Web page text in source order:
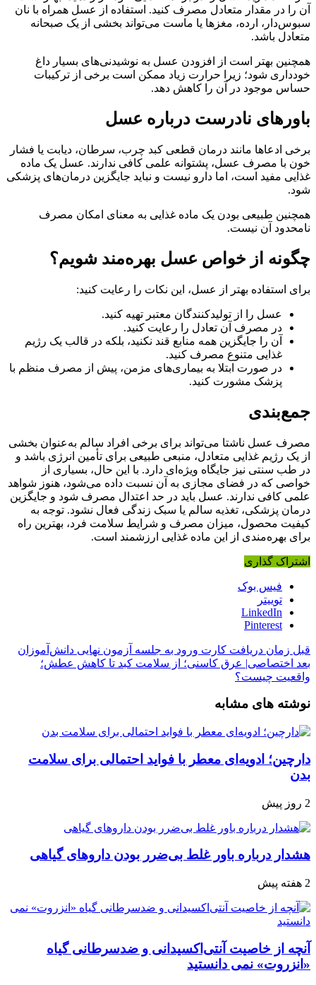
آن را در مقدار متعادل مصرف کنید. استفاده از عسل همراه با نان
سبوس‌دار، ارده، مغزها یا ماست می‌تواند بخشی از یک صبحانه
متعادل باشد.
همچنین بهتر است از افزودن عسل به نوشیدنی‌های بسیار داغ
خودداری شود؛ زیرا حرارت زیاد ممکن است برخی از ترکیبات
حساس موجود در آن را کاهش دهد.
باورهای نادرست درباره عسل
برخی ادعاها مانند درمان قطعی کبد چرب، سرطان، دیابت یا فشار
خون با مصرف عسل، پشتوانه علمی کافی ندارند. عسل یک ماده
غذایی مفید است، اما دارو نیست و نباید جایگزین درمان‌های پزشکی
شود.
همچنین طبیعی بودن یک ماده غذایی به معنای امکان مصرف
نامحدود آن نیست.
چگونه از خواص عسل بهره‌مند شویم؟
برای استفاده بهتر از عسل، این نکات را رعایت کنید:
عسل را از تولیدکنندگان معتبر تهیه کنید.
در مصرف آن تعادل را رعایت کنید.
آن را جایگزین همه منابع قند نکنید، بلکه در قالب یک رژیم
غذایی متنوع مصرف کنید.
در صورت ابتلا به بیماری‌های مزمن، پیش از مصرف منظم با
پزشک مشورت کنید.
جمع‌بندی
مصرف عسل ناشتا می‌تواند برای برخی افراد سالم به‌عنوان بخشی
از یک رژیم غذایی متعادل، منبعی طبیعی برای تأمین انرژی باشد و
در طب سنتی نیز جایگاه ویژه‌ای دارد. با این حال، بسیاری از
خواصی که در فضای مجازی به آن نسبت داده می‌شود، هنوز شواهد
علمی کافی ندارند. عسل باید در حد اعتدال مصرف شود و جایگزین
درمان پزشکی، تغذیه سالم یا سبک زندگی فعال نشود. توجه به
کیفیت محصول، میزان مصرف و شرایط سلامت فرد، بهترین راه
برای بهره‌مندی از این ماده غذایی ارزشمند است.
اشتراک گذاری
فیس بوک
توییتر
LinkedIn
Pinterest
قبل زمان دریافت کارت ورود به جلسه آزمون نهایی دانش‌آموزان
بعد اختصاصی| عرق کاسنی؛ از سلامت کبد تا کاهش عطش؛
واقعیت چیست؟
نوشته های مشابه
دارچین؛ ادویه‌ای معطر با فواید احتمالی برای سلامت
بدن
2 روز پیش
هشدار درباره باور غلط بی‌ضرر بودن داروهای گیاهی
2 هفته پیش
آنچه از خاصیت آنتی‌اکسیدانی و ضدسرطانی گیاه
«انزروت» نمی دانستید